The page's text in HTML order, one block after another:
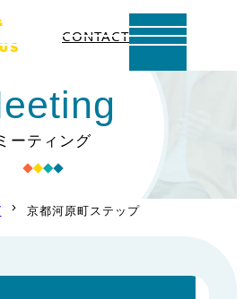
CONTACT
ーティング
京都河原町ステップ